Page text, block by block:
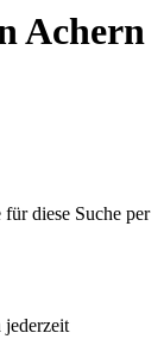
Achern
für diese Suche per
jederzeit